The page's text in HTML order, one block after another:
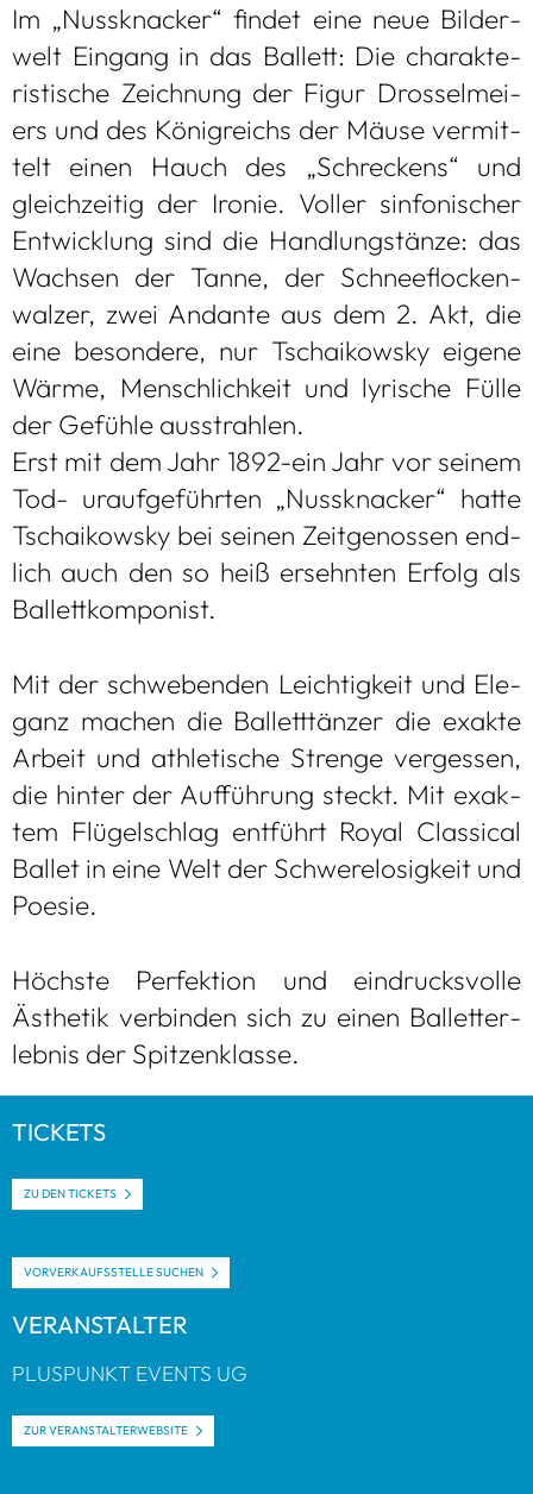
Im „Nuss­kna­cker“ fin­det eine neue Bil­der­
welt Ein­gang in das Bal­lett: Die cha­rak­te­
ris­ti­sche Zeich­nung der Figur Dros­sel­mei­
ers und des König­reichs der Mäuse ver­mit­
telt einen Hauch des „Schre­ckens“ und
gleich­zei­tig der Iro­nie. Vol­ler sin­fo­ni­scher
Ent­wick­lung sind die Hand­lungs­tänze: das
Wach­sen der Tanne, der Schnee­flo­cken­
wal­zer, zwei Andante aus dem 2. Akt, die
eine beson­dere, nur Tschai­kow­sky eigene
Wärme, Mensch­lich­keit und lyri­sche Fülle
der Gefühle aus­strah­len.
Erst mit dem Jahr 1892-ein Jahr vor sei­nem
Tod- urauf­ge­führ­ten „Nuss­kna­cker“ hatte
Tschai­kow­sky bei sei­nen Zeit­ge­nos­sen end­
lich auch den so heiß ersehn­ten Erfolg als
Bal­lett­kom­po­nist.
Mit der schwe­ben­den Leich­tig­keit und Ele­
ganz machen die Bal­lett­tän­zer die exakte
Arbeit und ath­le­ti­sche Strenge ver­ges­sen,
die hin­ter der Auf­füh­rung steckt. Mit exak­
tem Flü­gel­schlag ent­führt Royal Clas­si­cal
Bal­let in eine Welt der Schwe­re­lo­sig­keit und
Poe­sie.
Höchste Per­fek­tion und ein­drucks­volle
Ästhe­tik ver­bin­den sich zu einen Bal­lett­er­
leb­nis der Spit­zen­klasse.
TICKETS
ZU DEN TICKETS
VOR­VER­KAUFS­STELLE SUCHEN
VER­AN­STAL­TER
PLUS­PUNKT EVENTS UG
ZUR VER­AN­STAL­TER­WEB­SITE